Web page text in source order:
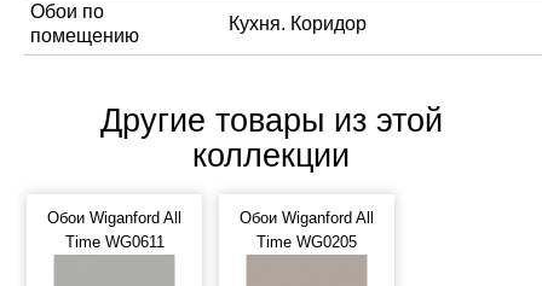
Обои по
помещению
Кухня. Коридор
Другие товары из этой
коллекции
Обои Wiganford All
Time WG0611
Обои Wiganford All
Time WG0205